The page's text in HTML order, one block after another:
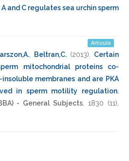
and C regulates sea urchin sperm
Artículo
Beltran,C. (2013)
Certain
mitochondrial proteins co-
membranes and are PKA
in sperm motility regulation.
- General Subjects ,1830 (11),